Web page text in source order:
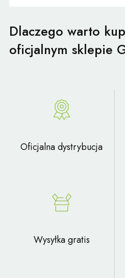
Dlaczego warto
oficjalnym sklepie
Oficjalna dystrybucja
Wysyłka gratis